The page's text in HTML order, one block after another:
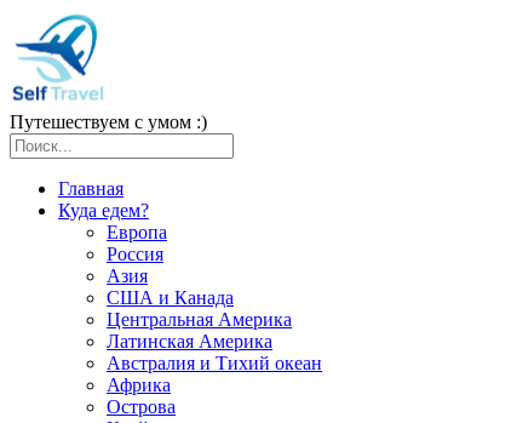
Путешествуем с умом :)
Главная
Куда едем?
Европа
Россия
Азия
США и Канада
Центральная Америка
Латинская Америка
Австралия и Тихий океан
Африка
Острова